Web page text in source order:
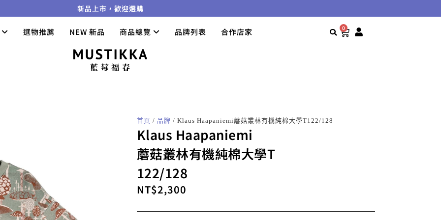
新品上市，歡迎選購
選物推薦 NEW 新品 商品總覽 品牌列表 合作店家 0
首頁 / 品牌 / Klaus Haapaniemi蘑菇叢林有機純棉大學T122/128
Klaus Haapaniemi
蘑菇叢林有機純棉大學T
122/128
NT$2,300